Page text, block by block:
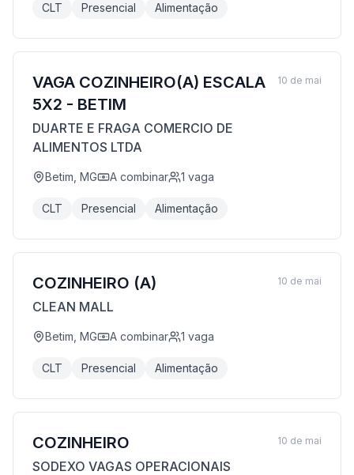
CLT Presencial Alimentação
VAGA COZINHEIRO(A) ESCALA
5X2 - BETIM
DUARTE E FRAGA COMERCIO DE
ALIMENTOS LTDA
Betim, MG A combinar 1 vaga
CLT Presencial Alimentação
10 de mai
COZINHEIRO (A)
CLEAN MALL
Betim, MG A combinar 1 vaga
CLT Presencial Alimentação
10 de mai
COZINHEIRO
SODEXO VAGAS OPERACIONAIS
10 de mai